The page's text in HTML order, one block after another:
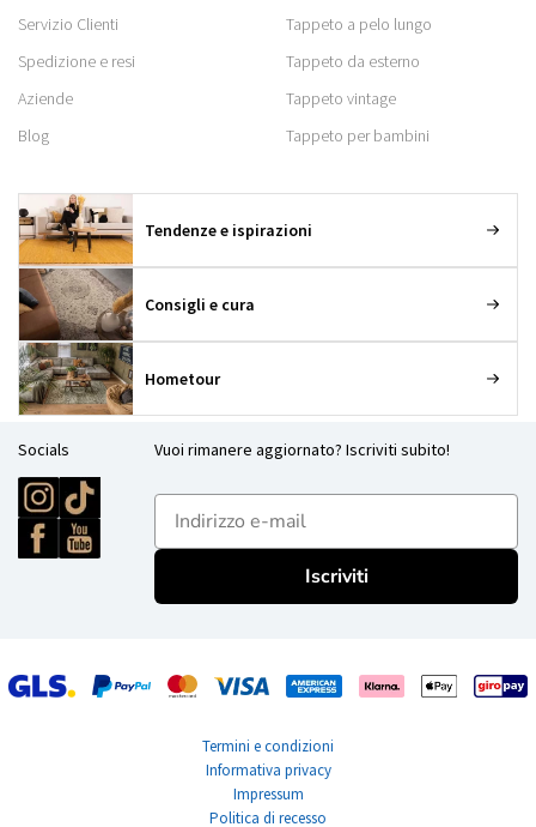
Servizio Clienti
Spedizione e resi
Aziende
Blog
Tappeto a pelo lungo
Tappeto da esterno
Tappeto vintage
Tappeto per bambini
Tendenze e ispirazioni
Consigli e cura
Hometour
Socials Vuoi rimanere aggiornato? Iscriviti subito!
E-mailadres
Iscriviti
Termini e condizioni
Informativa privacy
Impressum
Politica di recesso